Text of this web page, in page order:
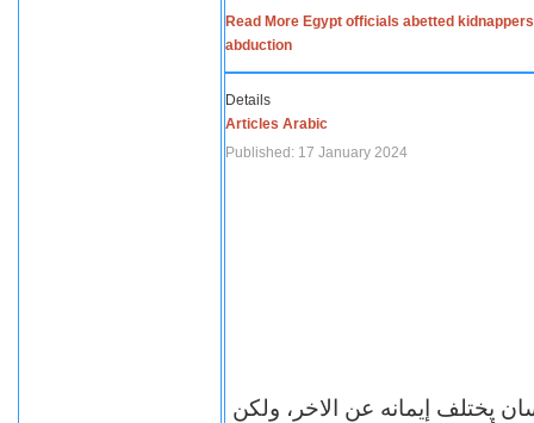
Read More Egypt officials abetted
abduction
Details
Articles Arabic
Published: 17 January 2024
يختلف إيمانه عن الاخر، ولكن